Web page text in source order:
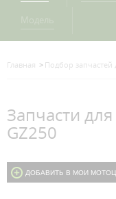
Главная Подбор запчастей
Запчасти
GZ250
ДОБАВИТЬ В МОИ